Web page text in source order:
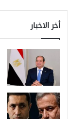
أخر الاخبار